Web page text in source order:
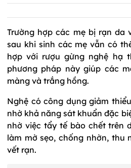
Trường hợp các mẹ bị rạn da
sau khi sinh các mẹ vẫn có
hợp với rượu gừng nghệ hạ
phương pháp này giúp các
màng và trắng hồng.
Nghệ có công dụng giảm
nhờ khả năng sát khuẩn đặc
nhờ việc tẩy tế bào chết trên
làm mờ sẹo, chống nhờn, thu
vết rạn.